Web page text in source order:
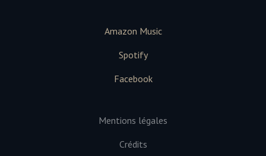
Amazon Music
Spotify
Facebook
Mentions légales
Crédits